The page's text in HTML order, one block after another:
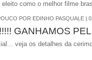
eleito como o melhor filme
POR EDINHO PASQUALE |
GANHAMOS
veja os detalhes da